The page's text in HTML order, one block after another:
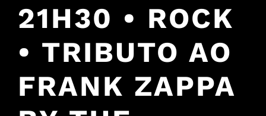
21H30 • ROCK
• TRIBUTO AO
FRANK ZAPPA